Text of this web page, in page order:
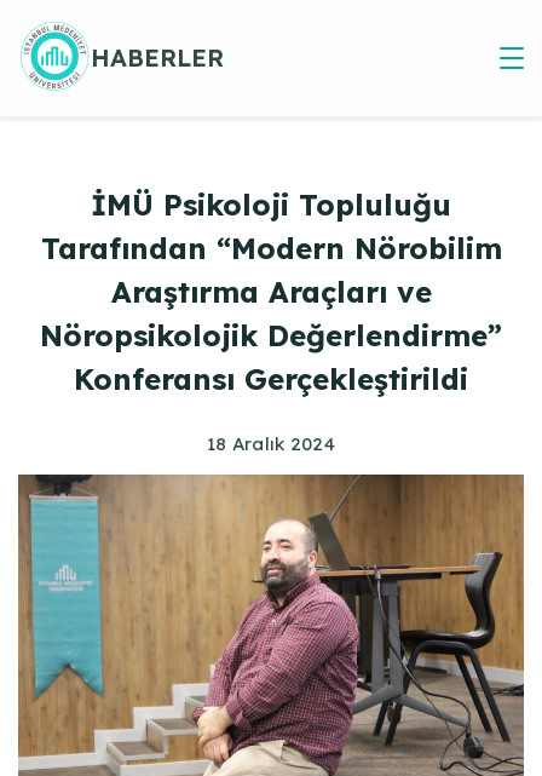
Skip
to
content
HABERLER
İMÜ Psikoloji Topluluğu
Tarafından “Modern Nörobilim
Araştırma Araçları ve
Nöropsikolojik Değerlendirme”
Konferansı Gerçekleştirildi
18 Aralık 2024